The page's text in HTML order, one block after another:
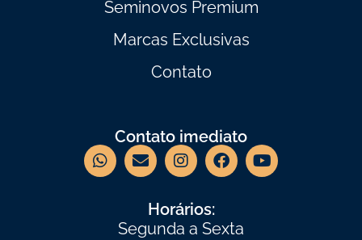
Seminovos Premium
Marcas Exclusivas
Contato
Contato imediato
Horários:
Segunda a Sexta